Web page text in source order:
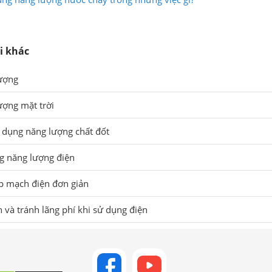
khác
mặt trời
năng lượng chất đốt
năng lượng điện
mạch điện đơn giản
và tránh lãng phí khi sử dụng điện